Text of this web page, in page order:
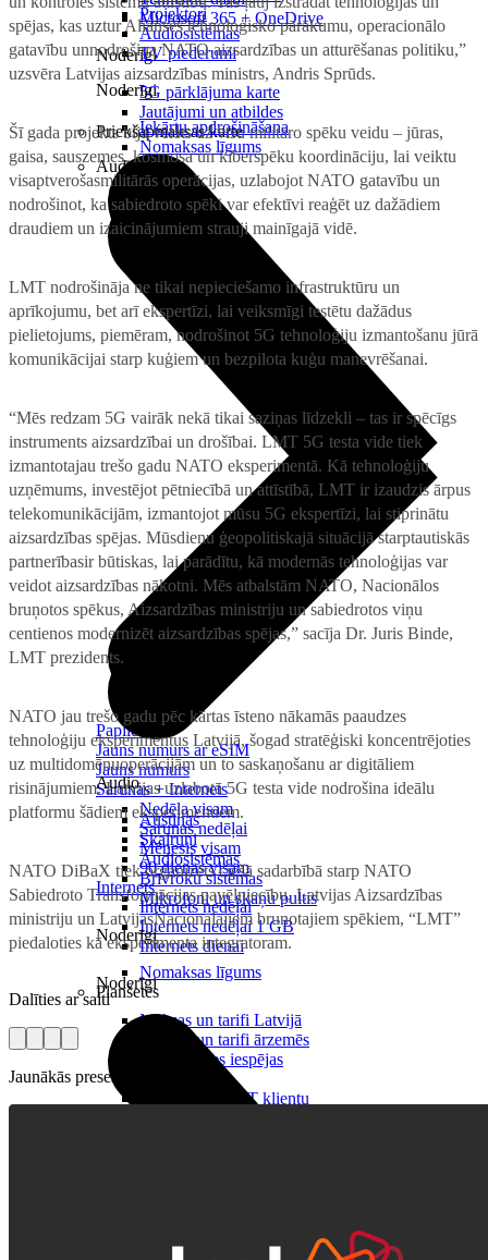
Microsoft 365 + OneDrive
Noderīgi
5G pārklājuma karte
Jautājumi un atbildes
Priekšapmaksas karte
Papildināt
Jauns numurs ar eSIM
Jauns numurs
Sarunas + Internets
Nedēļa visam
Sarunas nedēļai
Mēnesis visam
90 dienas visam
Internets
Internets nedēļai
Internets nedēļai 1 GB
Internets dienai
Noderīgi
Maksas un tarifi Latvijā
Maksas un tarifi ārzemēs
LMT Kartes iespējas
Kā kļūt par LMT klientu
Projektori
Audiosistēmas
TV piederumi
Noderīgi
Iekārtu apdrošināšana
Nomaksas līgums
Audio
Audio
Austiņas
Skaļruņi
Audiosistēmas
Brīvroku sistēmas
Mikrofoni un skaņu pultis
Noderīgi
Nomaksas līgums
Planšetes
spējas, kas uztur Alianses tehnoloģisko pārākumu, operacionālo
gatavību unnodrošina NATO aizsardzības un atturēšanas politiku,”
uzsvēra Latvijas aizsardzības ministrs, Andris Sprūds.
Šī gada projekts bija vērsts uz visu militāro spēku veidu – jūras,
gaisa, sauszemes, kosmosa un kiberspēku koordināciju, lai veiktu
visaptverošasmilitārās operācijas, uzlabojot NATO gatavību un
nodrošinot, ka sabiedroto spēki var efektīvi reaģēt uz dažādiem
draudiem un izaicinājumiem strauji mainīgajā vidē.
LMT nodrošināja ne tikai nepieciešamo infrastruktūru un
aprīkojumu, bet arī ekspertīzi, lai veiksmīgi testētu dažādus
pielietojums, piemēram, nodrošinot 5G tehnoloģiju izmantošanu jūrā
komunikācijai starp kuģiem un bezpilota kuģu manevrēšanai.
“Mēs redzam 5G vairāk nekā tikai saziņas līdzekli – tas ir spēcīgs
instruments aizsardzībai un drošībai. LMT 5G testa vide tiek
izmantotajau trešo gadu NATO eksperimentā. Kā tehnoloģiju
uzņēmums, investējot pētniecībā un attīstībā, LMT ir izaudzis ārpus
telekomunikācijām, izmantojot mūsu 5G ekspertīzi, lai stiprinātu
aizsardzības spējas. Mūsdienu ģeopolitiskajā situācijā starptautiskās
partnerībasir būtiskas, lai parādītu, kā modernās tehnoloģijas var
veidot aizsardzības nākotni. Mēs atbalstām NATO, Nacionālos
bruņotos spēkus, Aizsardzības ministriju un sabiedrotos viņu
centienos modernizēt aizsardzības spējas,” sacīja Dr. Juris Binde,
LMT prezidents.
NATO jau trešo gadu pēc kārtas īsteno nākamās paaudzes
tehnoloģiju eksperimentus Latvijā, šogad stratēģiski koncentrējoties
uz multidomēnuoperācijām un to saskaņošanu ar digitāliem
risinājumiem. Latvijas uzlabotā 5G testa vide nodrošina ideālu
platformu šādiem eksperimentiem.
NATO DiBaX tiek organizēts ciešā sadarbībā starp NATO
Sabiedroto Transformācijas pavēlniecību, Latvijas Aizsardzības
ministriju un LatvijasNacionālajiem bruņotajiem spēkiem, “LMT”
piedaloties kā eksperimenta integratoram.
Dalīties ar saiti
Jaunākās preses relīzes